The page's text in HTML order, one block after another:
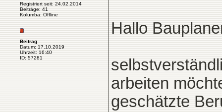
Registriert seit: 24.02.2014
Beiträge: 41
Kolumba: Offline
Beitrag
Datum: 17.10.2019
Uhrzeit: 16:40
ID: 57281
Hallo
arbeiten
geschätzte